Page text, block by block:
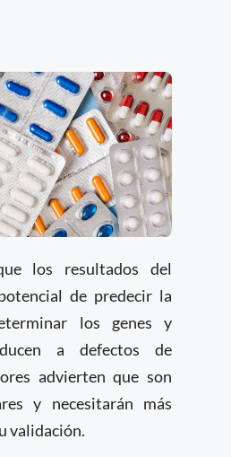
los resultados del
de predecir la
los genes y
a defectos de
advierten que son
y necesitarán más
validación.